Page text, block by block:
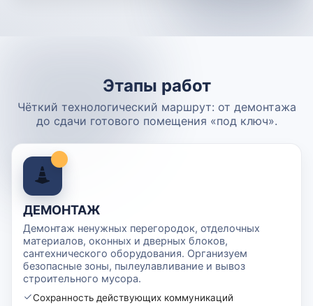
Этапы работ
Чёткий технологический маршрут: от демонтажа
до сдачи готового помещения «под ключ».
ДЕМОНТАЖ
Демонтаж ненужных перегородок, отделочных
материалов, оконных и дверных блоков,
сантехнического оборудования. Организуем
безопасные зоны, пылеулавливание и вывоз
строительного мусора.
Сохранность действующих коммуникаций